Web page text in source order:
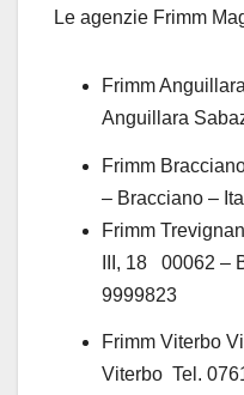
Le agenzie Frimm
Frimm
Anguillara
Frimm
– Bracciano –
Frimm
III, 18 00062 –
9999823
Frimm Viterbo
Viterbo Tel.